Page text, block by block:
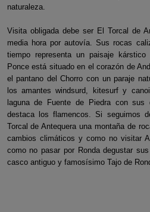
naturaleza.
Visita obligada debe ser El Torcal de
media hora por autovía. Sus rocas
tiempo representa un paisaje
Ponce está situado en el corazón de
el pantano del Chorro con un paraje
los amantes windsurd, kitesurf y
laguna de Fuente de Piedra con
destaca los flamencos. Si seguimos
Torcal de Antequera una montaña de
cambios climáticos y como no visitar
como no pasar por Ronda degustar
casco antiguo y famosísimo Tajo de